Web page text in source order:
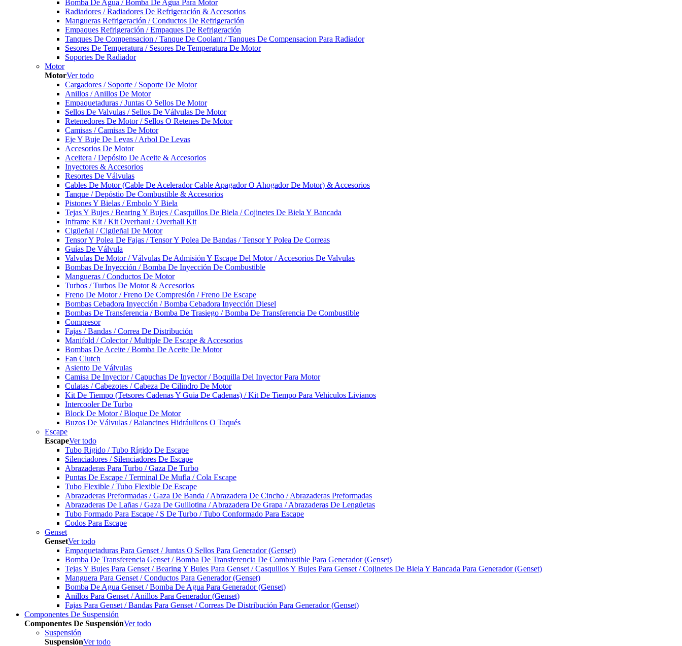
Bomba De Agua / Bomba De Agua Para Motor
Radiadores / Radiadores De Refrigeración & Accesorios
Mangueras Refrigeración / Conductos De Refrigeración
Empaques Refrigeración / Empaques De Refrigeración
Tanques De Compensacion / Tanque De Coolant / Tanques De Compensacion Para Radiador
Sesores De Temperatura / Sesores De Temperatura De Motor
Soportes De Radiador
Motor
MotorVer todo
Cargadores / Soporte / Soporte De Motor
Anillos / Anillos De Motor
Empaquetaduras / Juntas O Sellos De Motor
Sellos De Valvulas / Sellos De Válvulas De Motor
Retenedores De Motor / Sellos O Retenes De Motor
Camisas / Camisas De Motor
Eje Y Buje De Levas / Arbol De Levas
Accesorios De Motor
Aceitera / Depósito De Aceite & Accesorios
Inyectores & Accesorios
Resortes De Válvulas
Cables De Motor (Cable De Acelerador Cable Apagador O Ahogador De Motor) & Accesorios
Tanque / Depóstio De Combustible & Accesorios
Pistones Y Bielas / Embolo Y Biela
Tejas Y Bujes / Bearing Y Bujes / Casquillos De Biela / Cojinetes De Biela Y Bancada
Inframe Kit / Kit Overhaul / Overhall Kit
Cigüeñal / Cigüeñal De Motor
Tensor Y Polea De Fajas / Tensor Y Polea De Bandas / Tensor Y Polea De Correas
Guías De Válvula
Valvulas De Motor / Válvulas De Admisión Y Escape Del Motor / Accesorios De Valvulas
Bombas De Inyección / Bomba De Inyección De Combustible
Mangueras / Conductos De Motor
Turbos / Turbos De Motor & Accesorios
Freno De Motor / Freno De Compresión / Freno De Escape
Bombas Cebadora Inyección / Bomba Cebadora Inyección Diesel
Bombas De Transferencia / Bomba De Trasiego / Bomba De Transferencia De Combustible
Compresor
Fajas / Bandas / Correa De Distribución
Manifold / Colector / Multiple De Escape & Accesorios
Bombas De Aceite / Bomba De Aceite De Motor
Fan Clutch
Asiento De Válvulas
Camisa De Inyector / Capuchas De Inyector / Boquilla Del Inyector Para Motor
Culatas / Cabezotes / Cabeza De Cilindro De Motor
Kit De Tiempo (Tetsores Cadenas Y Guia De Cadenas) / Kit De Tiempo Para Vehiculos Livianos
Intercooler De Turbo
Block De Motor / Bloque De Motor
Buzos De Válvulas / Balancines Hidráulicos O Taqués
Escape
EscapeVer todo
Tubo Rigido / Tubo Rígido De Escape
Silenciadores / Silenciadores De Escape
Abrazaderas Para Turbo / Gaza De Turbo
Puntas De Escape / Terminal De Mufla / Cola Escape
Tubo Flexible / Tubo Flexible De Escape
Abrazaderas Preformadas / Gaza De Banda / Abrazadera De Cincho / Abrazaderas Preformadas
Abrazaderas De Lañas / Gaza De Guillotina / Abrazadera De Grapa / Abrazaderas De Lengüetas
Tubo Formado Para Escape / S De Turbo / Tubo Conformado Para Escape
Codos Para Escape
Genset
GensetVer todo
Empaquetaduras Para Genset / Juntas O Sellos Para Generador (Genset)
Bomba De Transferencia Genset / Bomba De Transferencia De Combustible Para Generador (Genset)
Tejas Y Bujes Para Genset / Bearing Y Bujes Para Genset / Casquillos Y Bujes Para Genset / Cojinetes De Biela Y Bancada Para Generador (Genset)
Manguera Para Genset / Conductos Para Generador (Genset)
Bomba De Agua Genset / Bomba De Agua Para Generador (Genset)
Anillos Para Genset / Anillos Para Generador (Genset)
Fajas Para Genset / Bandas Para Genset / Correas De Distribución Para Generador (Genset)
Componentes De Suspensión
Componentes De SuspensiónVer todo
Suspensión
SuspensiónVer todo